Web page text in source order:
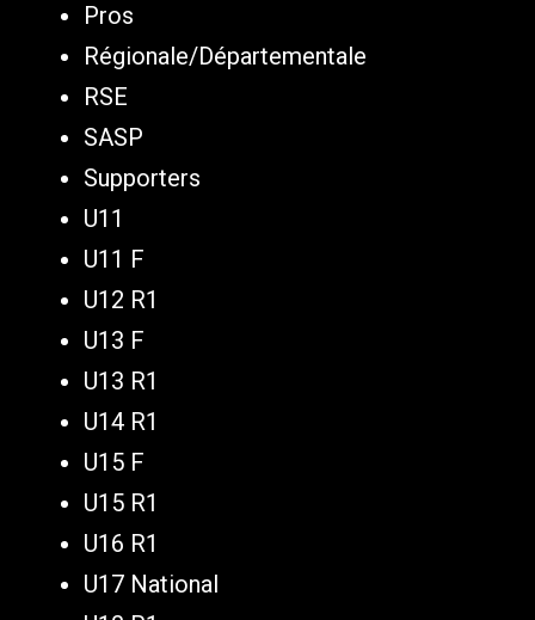
Pros
Régionale/Départementale
RSE
SASP
Supporters
U11
U11 F
U12 R1
U13 F
U13 R1
U14 R1
U15 F
U15 R1
U16 R1
U17 National